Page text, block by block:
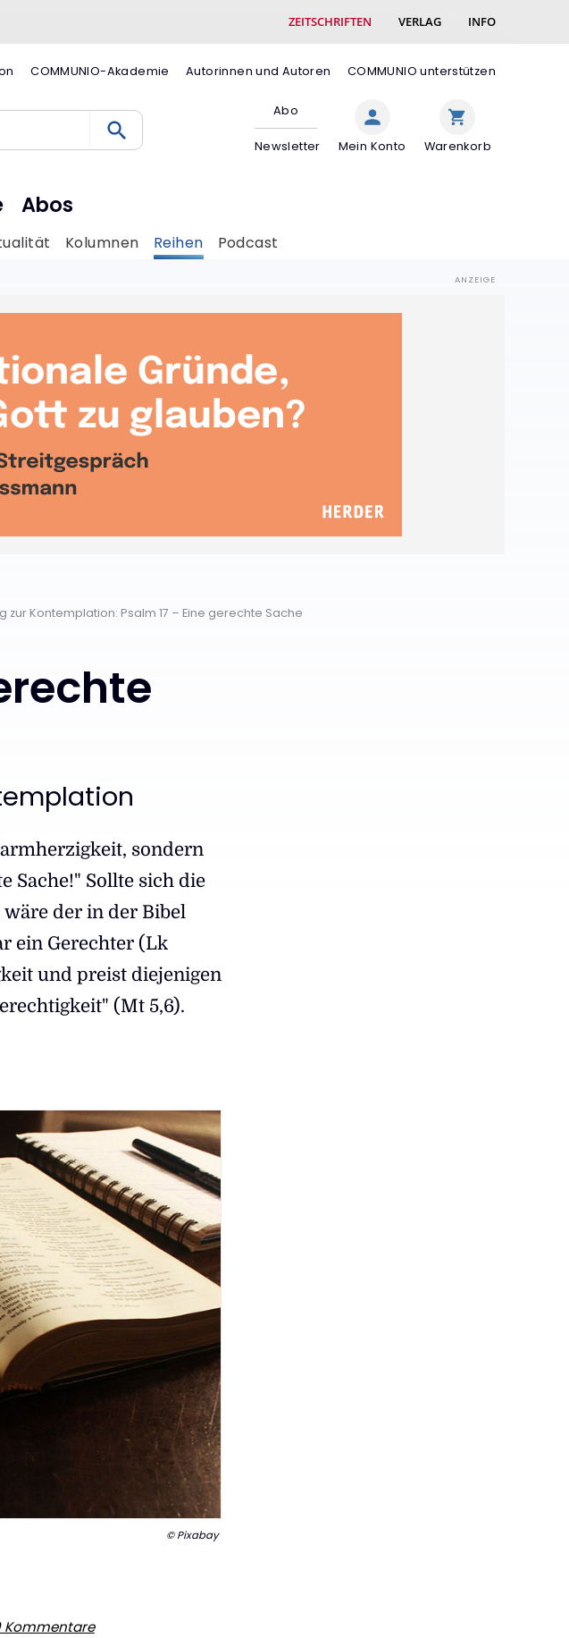
ZEITSCHRIFTEN VERLAG INFO
COMMUNIO-Akademie Autorinnen und Autoren
COMMUNIO unterstützen
Abo
Newsletter Mein Konto Warenkorb
Abos
Kolumnen Reihen Podcast
zur Kontemplation: Psalm 17 – Eine gerechte Sache
sondern
Sache!" Sollte sich die
der in der Bibel
ein Gerechter (Lk
und preist diejenigen
(Mt 5,6).
© Pixabay
Kommentare